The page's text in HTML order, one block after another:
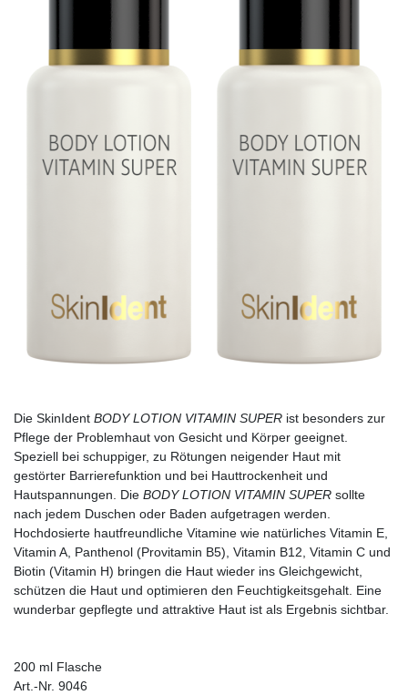
Die SkinIdent BODY LOTION VITAMIN SUPER ist besonders zur
Pflege der Problemhaut von Gesicht und Körper geeignet.
Speziell bei schuppiger, zu Rötungen neigender Haut mit
gestörter Barrierefunktion und bei Hauttrockenheit und
Hautspannungen. Die BODY LOTION VITAMIN SUPER sollte
nach jedem Duschen oder Baden aufgetragen werden.
Hochdosierte hautfreundliche Vitamine wie natürliches Vitamin E,
Vitamin A, Panthenol (Provitamin B5), Vitamin B12, Vitamin C und
Biotin (Vitamin H) bringen die Haut wieder ins Gleichgewicht,
schützen die Haut und optimieren den Feuchtigkeitsgehalt. Eine
wunderbar gepflegte und attraktive Haut ist als Ergebnis sichtbar.
200 ml Flasche
Art.-Nr. 9046